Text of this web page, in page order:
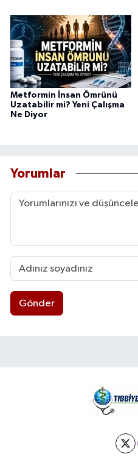
Metformin İnsan Ömrünü
Uzatabilir mi? Yeni Çalışma
Ne Diyor
Yorumlar
Gönder